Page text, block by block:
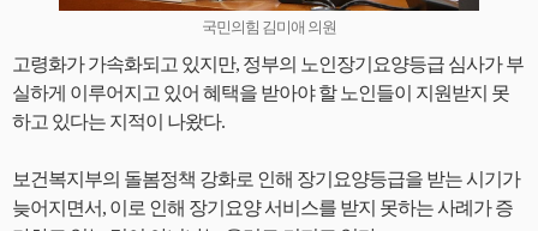
국민의힘 김미애 의원
고령화가 가속화되고 있지만, 정부의 노인장기요양등급 심사가 부
실하게 이루어지고 있어 혜택을 받아야 할 노인들이 지원받지 못
하고 있다는 지적이 나왔다.
보건복지부의 돌봄정책 강화로 인해 장기요양등급을 받는 시기가
늦어지면서, 이로 인해 장기요양 서비스를 받지 못하는 사례가 증